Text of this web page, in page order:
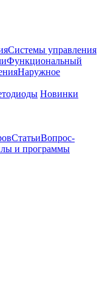
Системы управления
Функциональный
Наружное
Новинки
СтатьиВопрос-
и программы